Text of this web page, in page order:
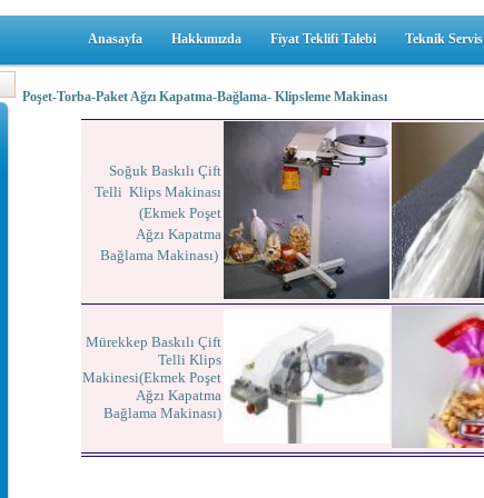
Anasayfa Hakkımızda Fiyat Teklifi Talebi Teknik Servis
Poşet-Torba-Paket Ağzı Kapatma-Bağlama- Klipsleme Makinası
Soğuk Baskılı Çift
Telli Klips Makinası
(Ekmek Poşet
Ağzı Kapatma
Bağlama Makinası)
Mürekkep Baskılı Çift
Telli Klips
Makinesi(Ekmek Poşet
Ağzı Kapatma
Bağlama Makinası)